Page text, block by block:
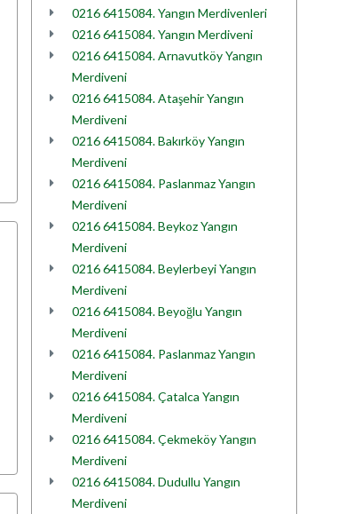
0216 6415084. Yangın Merdivenleri
0216 6415084. Yangın Merdiveni
0216 6415084. Arnavutköy Yangın
Merdiveni
0216 6415084. Ataşehir Yangın
Merdiveni
0216 6415084. Bakırköy Yangın
Merdiveni
0216 6415084. Paslanmaz Yangın
Merdiveni
0216 6415084. Beykoz Yangın
Merdiveni
0216 6415084. Beylerbeyi Yangın
Merdiveni
0216 6415084. Beyoğlu Yangın
Merdiveni
0216 6415084. Paslanmaz Yangın
Merdiveni
0216 6415084. Çatalca Yangın
Merdiveni
0216 6415084. Çekmeköy Yangın
Merdiveni
0216 6415084. Dudullu Yangın
Merdiveni